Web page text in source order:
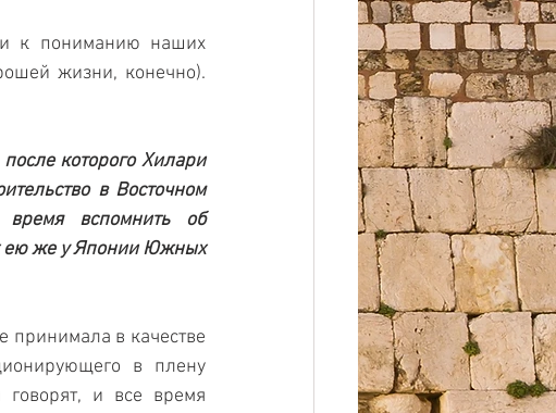
к пониманию наших
жизни, конечно).
которого Хилари
в Восточном
вспомнить об
ею же у Японии Южных
в качестве
в плену
и все время